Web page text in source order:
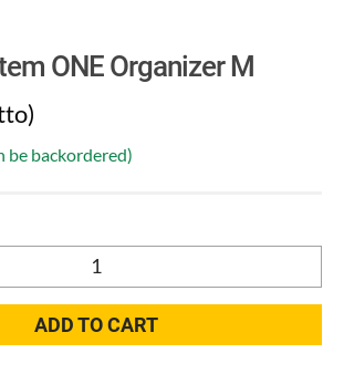
ONE Organizer M
be backordered)
ADD TO CART